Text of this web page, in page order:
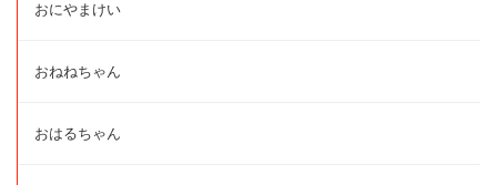
おにやまけい
おねねちゃん
おはるちゃん